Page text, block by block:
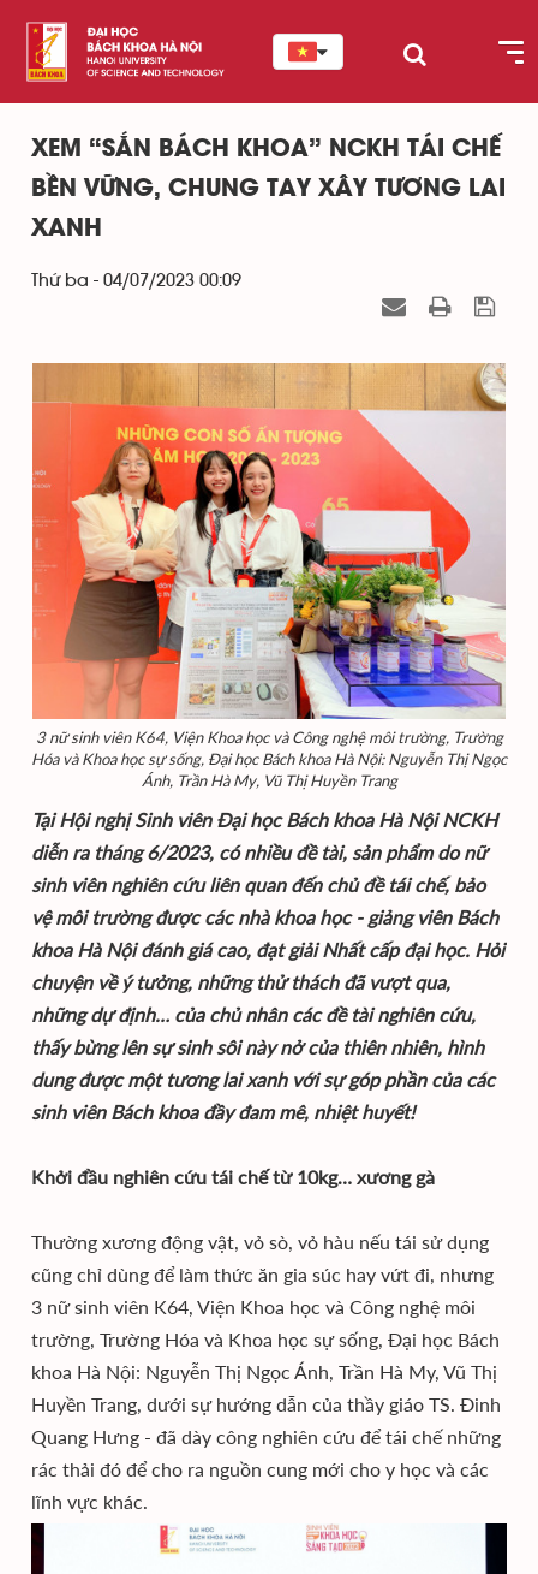
XEM “SẮN BÁCH KHOA” NCKH TÁI CHẾ
BỀN VỮNG, CHUNG TAY XÂY TƯƠNG LAI
XANH
Thứ ba - 04/07/2023 00:09
3 nữ sinh viên K64, Viện Khoa học và Công nghệ môi trường, Trường
Hóa và Khoa học sự sống, Đại học Bách khoa Hà Nội: Nguyễn Thị Ngọc
Ánh, Trần Hà My, Vũ Thị Huyền Trang
Tại Hội nghị Sinh viên Đại học Bách khoa Hà Nội NCKH
diễn ra tháng 6/2023, có nhiều đề tài, sản phẩm do nữ
sinh viên nghiên cứu liên quan đến chủ đề tái chế, bảo
vệ môi trường được các nhà khoa học - giảng viên Bách
khoa Hà Nội đánh giá cao, đạt giải Nhất cấp đại học. Hỏi
chuyện về ý tưởng, những thử thách đã vượt qua,
những dự định… của chủ nhân các đề tài nghiên cứu,
thấy bừng lên sự sinh sôi này nở của thiên nhiên, hình
dung được một tương lai xanh với sự góp phần của các
sinh viên Bách khoa đầy đam mê, nhiệt huyết!
Khởi đầu nghiên cứu tái chế từ 10kg… xương gà
Thường xương động vật, vỏ sò, vỏ hàu nếu tái sử dụng
cũng chỉ dùng để làm thức ăn gia súc hay vứt đi, nhưng
3 nữ sinh viên K64, Viện Khoa học và Công nghệ môi
trường, Trường Hóa và Khoa học sự sống, Đại học Bách
khoa Hà Nội: Nguyễn Thị Ngọc Ánh, Trần Hà My, Vũ Thị
Huyền Trang, dưới sự hướng dẫn của thầy giáo TS. Đinh
Quang Hưng - đã dày công nghiên cứu để tái chế những
rác thải đó để cho ra nguồn cung mới cho y học và các
lĩnh vực khác.